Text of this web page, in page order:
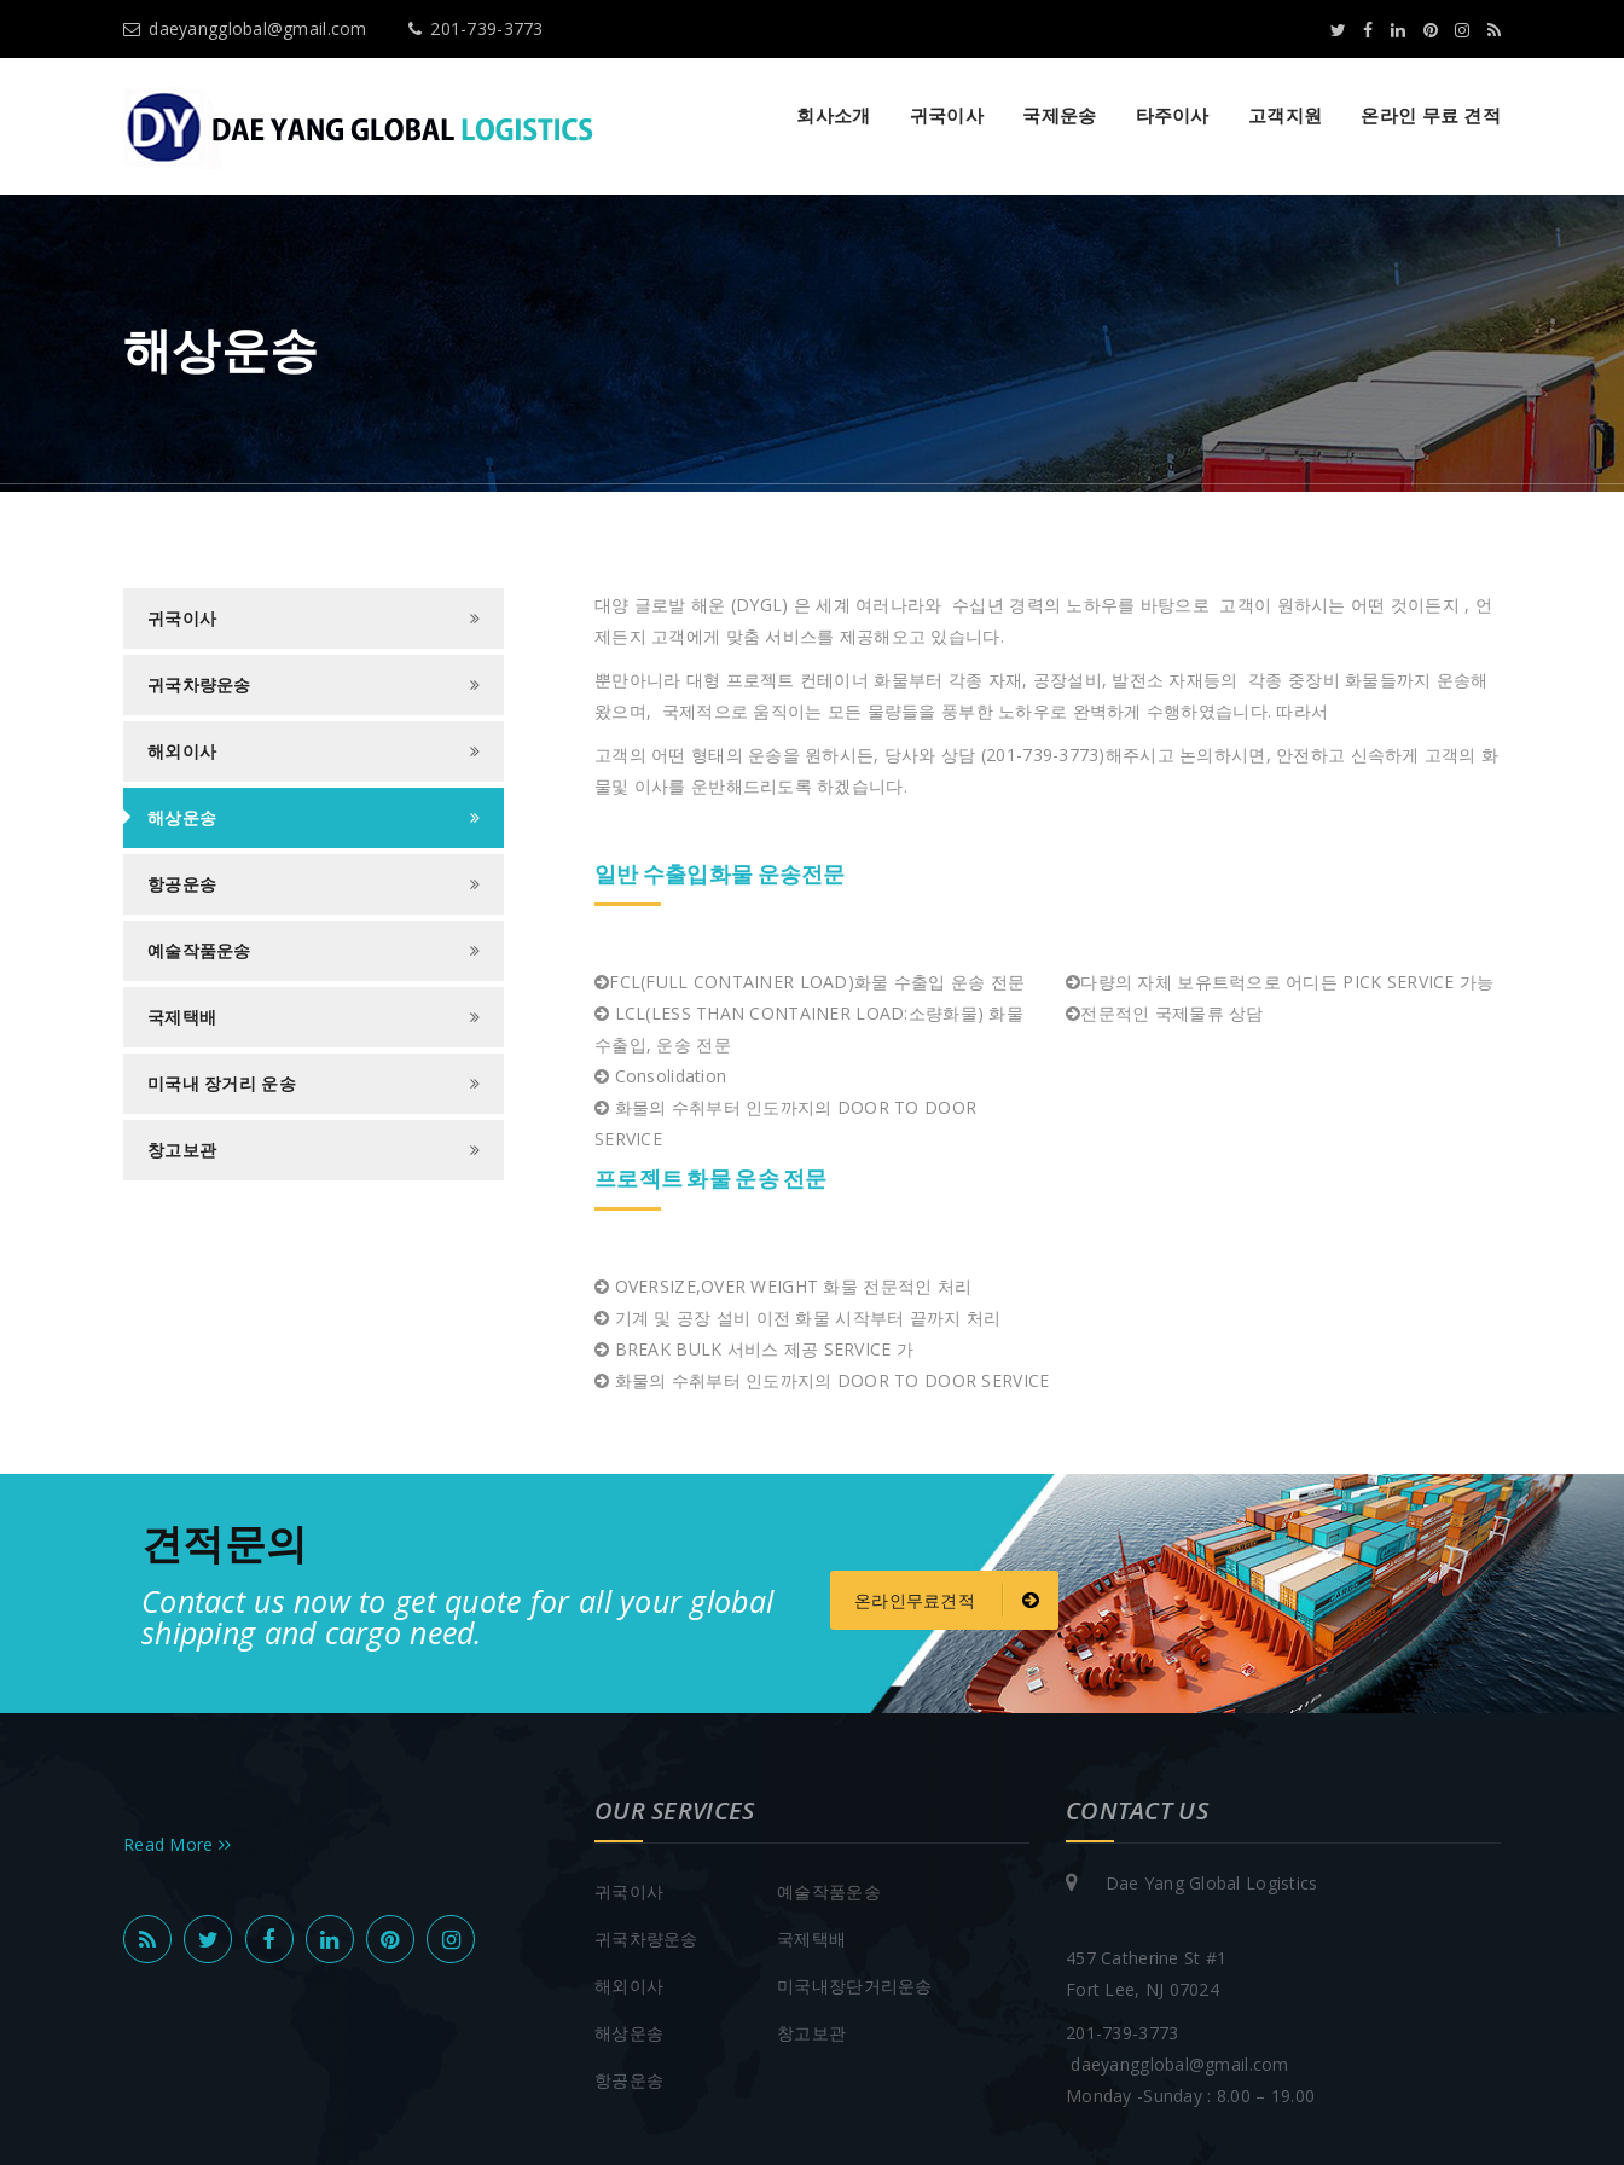
daeyangglobal@gmail.com 201-739-3773
회사소개 귀국이사 국제운송 타주이사 고객지원 온라인 무료 견적
해상운송
귀국이사
귀국차량운송
해외이사
해상운송
항공운송
예술작품운송
국제택배
미국내 장거리 운송
창고보관
대양 글로발 해운 (DYGL) 은 세계 여러나라와 수십년 경력의 노하우를 바탕으로 고객이 원하시는 어떤 것이든지 , 언
제든지 고객에게 맞춤 서비스를 제공해오고 있습니다.
뿐만아니라 대형 프로젝트 컨테이너 화물부터 각종 자재, 공장설비, 발전소 자재등의 각종 중장비 화물들까지 운송해
왔으며, 국제적으로 움직이는 모든 물량들을 풍부한 노하우로 완벽하게 수행하였습니다. 따라서
고객의 어떤 형태의 운송을 원하시든, 당사와 상담 (201-739-3773)해주시고 논의하시면, 안전하고 신속하게 고객의 화
물및 이사를 운반해드리도록 하겠습니다.
일반 수출입화물 운송전문
FCL(FULL CONTAINER LOAD)화물 수출입 운송 전문
LCL(LESS THAN CONTAINER LOAD:소량화물) 화물
수출입, 운송 전문
Consolidation
화물의 수취부터 인도까지의 DOOR TO DOOR
SERVICE
다량의 자체 보유트럭으로 어디든 PICK SERVICE 가능
전문적인 국제물류 상담
프로젝트 화물 운송 전문
OVERSIZE,OVER WEIGHT 화물 전문적인 처리
기계 및 공장 설비 이전 화물 시작부터 끝까지 처리
BREAK BULK 서비스 제공 SERVICE 가
화물의 수취부터 인도까지의 DOOR TO DOOR SERVICE
견적문의
Contact us now to get quote for all your global
shipping and cargo need.
온라인무료견적
Read More
OUR SERVICES
귀국이사
귀국차량운송
해외이사
해상운송
항공운송
예술작품운송
국제택배
미국내장단거리운송
창고보관
CONTACT US
Dae Yang Global Logistics
457 Catherine St #1
Fort Lee, NJ 07024
201-739-3773
daeyangglobal@gmail.com
Monday -Sunday : 8.00 – 19.00